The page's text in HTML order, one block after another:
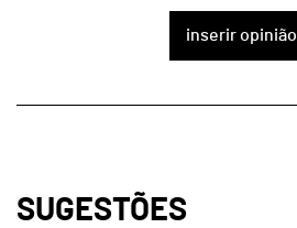
inserir opinião
SUGESTÕES